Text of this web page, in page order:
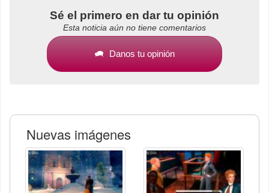
Sé el primero en dar tu opinión
Esta noticia aún no tiene comentarios
Danos tu opinión
Nuevas imágenes